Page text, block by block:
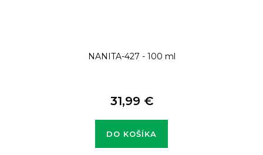
NANITA-427 - 100 ml
31,99 €
DO KOŠÍKA